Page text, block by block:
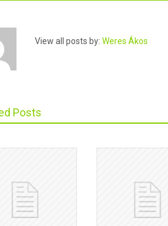
View all posts by: Weres Ákos
Posts